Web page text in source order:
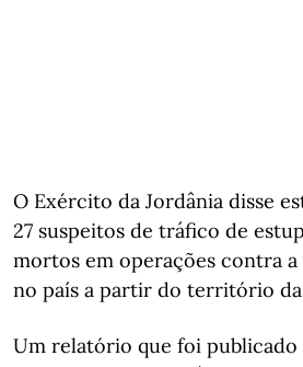
O Exército da Jordânia disse
27 suspeitos de tráfico de
mortos em operações contra
no país a partir do território da
Um relatório que foi